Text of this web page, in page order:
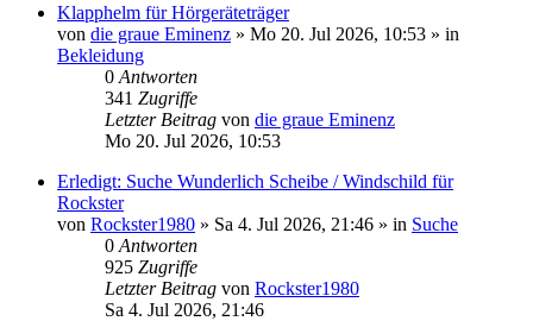
Klapphelm für Hörgeräteträger
von die graue Eminenz » Mo 20. Jul 2026, 10:53 » in
Bekleidung
0 Antworten
341 Zugriffe
Letzter Beitrag von die graue Eminenz
Mo 20. Jul 2026, 10:53
Erledigt: Suche Wunderlich Scheibe / Windschild für
Rockster
von Rockster1980 » Sa 4. Jul 2026, 21:46 » in Suche
0 Antworten
925 Zugriffe
Letzter Beitrag von Rockster1980
Sa 4. Jul 2026, 21:46